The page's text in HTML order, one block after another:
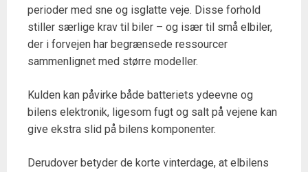
perioder med sne og isglatte veje. Disse forhold
stiller særlige krav til biler – og især til små elbiler,
der i forvejen har begrænsede ressourcer
sammenlignet med større modeller.
Kulden kan påvirke både batteriets ydeevne og
bilens elektronik, ligesom fugt og salt på vejene kan
give ekstra slid på bilens komponenter.
Derudover betyder de korte vinterdage, at elbilens